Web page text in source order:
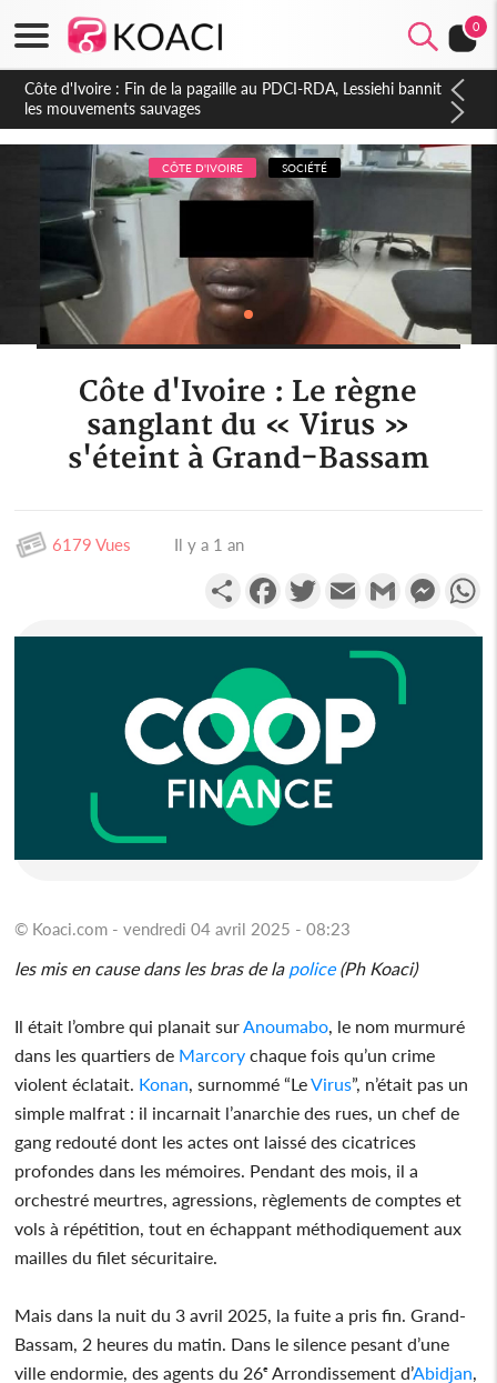
0
Côte d'Ivoire : Ouattara promet des sanctions contre les
déguerpissements illégaux
CÔTE D'IVOIRE SOCIÉTÉ
Côte d'Ivoire : Le règne
sanglant du « Virus »
s'éteint à Grand-Bassam
6179 Vues Il y a 1 an
PartagerFacebookTwitterEmail Gmail
© Koaci.com - vendredi 04 avril 2025 - 08:23
les mis en cause dans les bras de la police(Ph Koaci)
Il était l’ombre qui planait sur Anoumabo , le nom murmuré
dans les quartiers de Marcory chaque fois qu’un crime
violent éclatait. Konan , surnommé “LeVirus”, n’était pas un
simple malfrat : il incarnait l’anarchie des rues, un chef de
gang redouté dont les actes ont laissé des cicatrices
profondes dans les mémoires. Pendant des mois, il a
orchestré meurtres, agressions, règlements de comptes et
vols à répétition, tout en échappant méthodiquement aux
mailles du filet sécuritaire.
Mais dans la nuit du 3 avril 2025, la fuite a pris fin. Grand-
Bassam, 2 heures du matin. Dans le silence pesant d’une
ville endormie, des agents du 26ᵉ Arrondissement d’Abidjan